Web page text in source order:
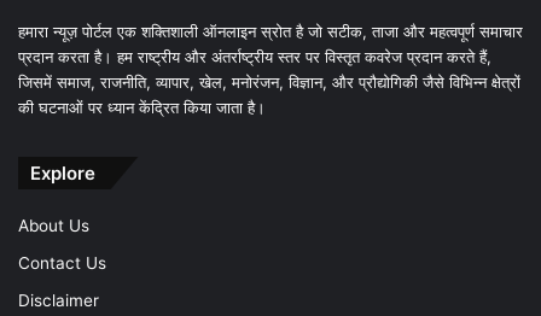
हमारा न्यूज़ पोर्टल एक शक्तिशाली ऑनलाइन स्रोत है जो सटीक, ताजा और महत्वपूर्ण समाचार
प्रदान करता है। हम राष्ट्रीय और अंतर्राष्ट्रीय स्तर पर विस्तृत कवरेज प्रदान करते हैं,
जिसमें समाज, राजनीति, व्यापार, खेल, मनोरंजन, विज्ञान, और प्रौद्योगिकी जैसे विभिन्न क्षेत्रों
की घटनाओं पर ध्यान केंद्रित किया जाता है।
Explore
About Us
Contact Us
Disclaimer